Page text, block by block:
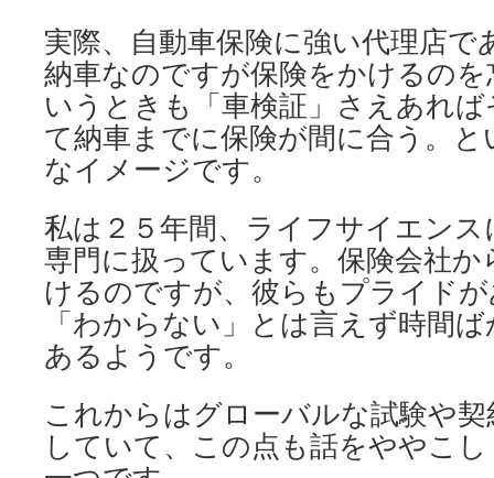
実際、自動車保険に強い代理店で
納車なのですが保険をかけるの
いうときも「車検証」さえあれ
て納車までに保険が間に合う。
なイメージです。
私は２５年間、ライフサイエン
専門に扱っています。保険会社か
けるのですが、彼らもプライド
「わからない」とは言えず時間
あるようです。
これからはグローバルな試験や
していて、この点も話をややこ